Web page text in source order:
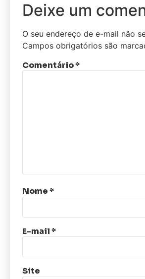
Deixe um
O seu endereço de e-mail não
Campos obrigatórios são
Comentário*
Nome*
E-mail*
Site